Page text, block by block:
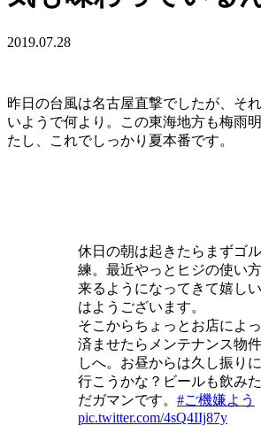
2019.07.28
昨日の台風は名古屋直撃でしたが、そ
いようで何より。この東海地方も梅雨
たし、これでしっかり夏本番です。
休日の朝は起きたらまずゴ
練。最近やっとヒジの使い
来るようになってきて嬉し
はようございます。
そこからちょっとお店によ
済ませたらメンテナンス物
しへ。お昼からは久し振り
行こうかな？ビールも飲み
だガマンです。 #ご機嫌よう
pic.twitter.com/4sQ4IIj87y